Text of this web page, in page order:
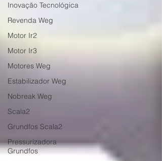
Inovação Tecnológica
Revenda Weg
Motor Ir2
Motor Ir3
Motores Weg
Estabilizador Weg
Nobreak Weg
Scala2
Grundfos Scala2
Pressurizadora
Grundfos